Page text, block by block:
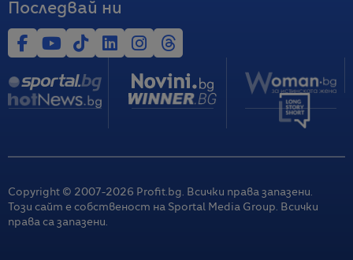
Последвай ни
Copyright © 2007-2026 Profit.bg. Всички права запазени.
Този сайт е собственост на Sportal Media Group. Всички
права са запазени.